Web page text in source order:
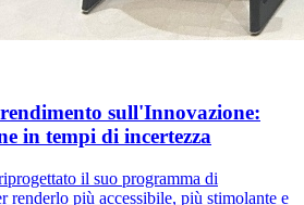
sull'Innovazione:
in tempi di incertezza
il suo programma di
renderlo più accessibile, più stimolante e